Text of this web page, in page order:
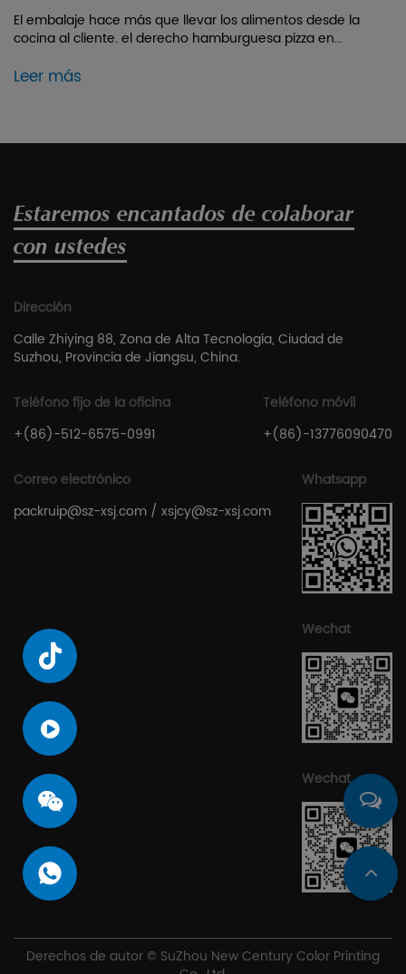
El embalaje hace más que llevar los alimentos desde la
cocina al cliente. el derecho hamburguesa pizza en...
Leer más
Estaremos encantados de colaborar
con ustedes
Dirección
Calle Zhiying 88, Zona de Alta Tecnología, Ciudad de
Suzhou, Provincia de Jiangsu, China.
Teléfono fijo de la oficina
+(86)-512-6575-0991
Teléfono móvil
+(86)-13776090470
Correo electrónico
packruip@sz-xsj.com / xsjcy@sz-xsj.com
Whatsapp
Wechat
Wechat
Derechos de autor © SuZhou New Century Color Printing